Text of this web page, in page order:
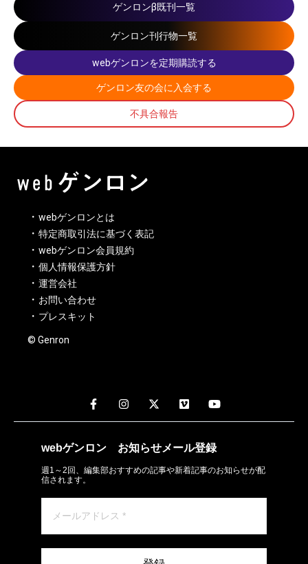
ゲンロンβ既刊一覧
ゲンロン刊行物一覧
webゲンロンを定期購読する
ゲンロン友の会に入会する
不具合報告
webゲンロンとは
特定商取引法に基づく表記
webゲンロン会員規約
個人情報保護方針
運営会社
お問い合わせ
プレスキット
© Genron
webゲンロン お知らせメール登録
週1～2回、編集部おすすめの記事や新着記事のお知らせが配
信されます。